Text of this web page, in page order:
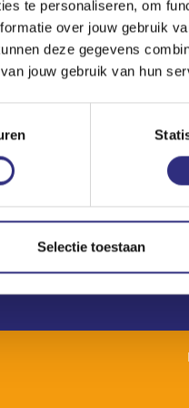
te personaliseren, om
over jouw gebruik
deze gegevens
jouw gebruik van hun
Selectie toestaan